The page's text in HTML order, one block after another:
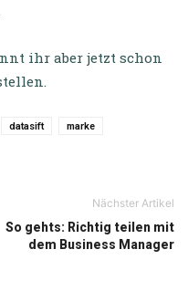
ihr aber jetzt schon
datasift marke
Nächster Artikel
So gehts: Richtig teilen mit
dem Business Manager